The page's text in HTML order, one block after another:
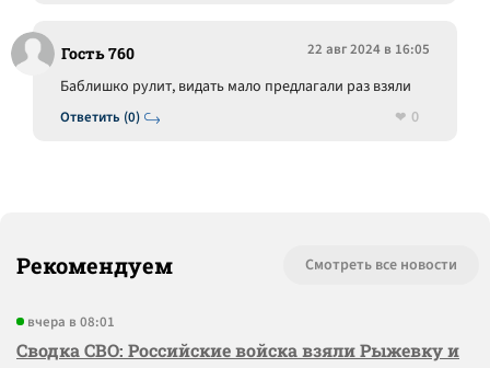
Гость 760 22 авг 2024 в 16:05
Ответить (0)
Баблишко рулит, видать мало предлагали раз взяли
0
Рекомендуем Смотреть все новости
вчера в 08:01
Сводка СВО: Российские войска взяли Рыжевку и